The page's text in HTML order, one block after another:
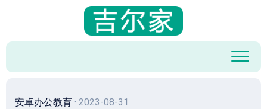
容
安卓办公教育 · 2023-08-31